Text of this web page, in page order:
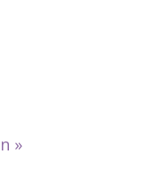
»